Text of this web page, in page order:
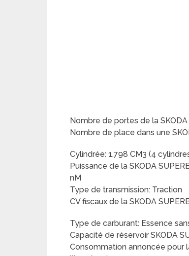
Nombre de portes de la SKODA
Nombre de place dans une
Cylindrée: 1.798 CM3 (4
Puissance de la SKODA
nM
Type de transmission: Traction
CV fiscaux de la SKODA
Type de carburant: Essence
Capacité de réservoir SKODA
Consommation annoncée pour